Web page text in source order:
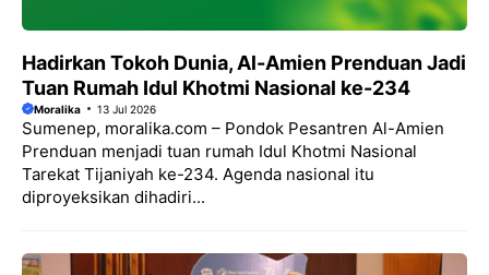
Hadirkan Tokoh Dunia, Al-Amien Prenduan Jadi
Tuan Rumah Idul Khotmi Nasional ke-234
Moralika 13 Jul 2026
Sumenep, moralika.com – Pondok Pesantren Al-Amien
Prenduan menjadi tuan rumah Idul Khotmi Nasional
Tarekat Tijaniyah ke-234. Agenda nasional itu
diproyeksikan dihadiri...